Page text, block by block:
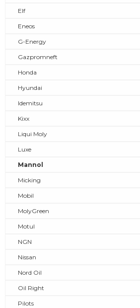
Elf
Eneos
G-Energy
Gazpromneft
Honda
Hyundai
Idemitsu
Kixx
Liqui Moly
Luxe
Mannol
Micking
Mobil
MolyGreen
Motul
NGN
Nissan
Nord Oil
Oil Right
Pilots